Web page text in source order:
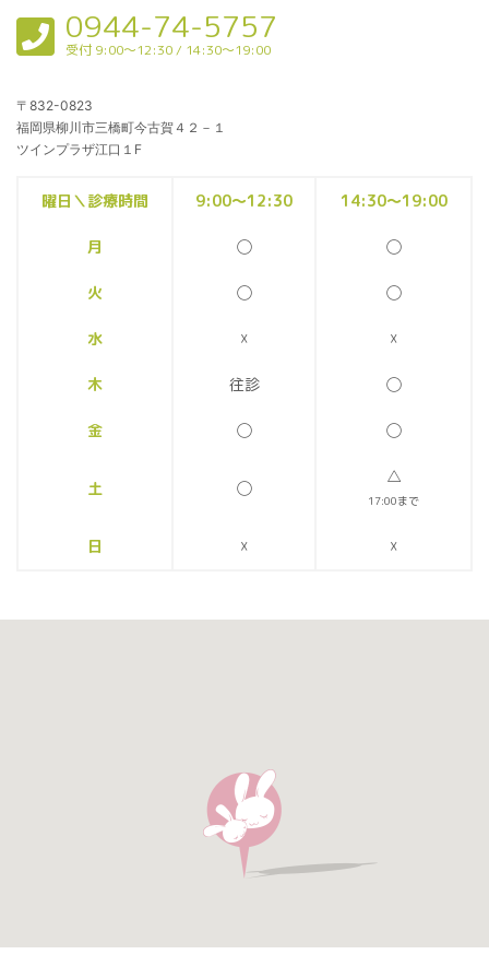
0944-74-5757
受付 9:00〜12:30 / 14:30〜19:00
〒832-0823
福岡県柳川市三橋町今古賀４２－１
ツインプラザ江口１F
曜日＼診療時間 9:00〜12:30 14:30〜19:00
月 ◯ ◯
火 ◯ ◯
水 ☓ ☓
木 往診 ◯
金 ◯ ◯
土 ◯
△
17:00まで
日 ☓ ☓